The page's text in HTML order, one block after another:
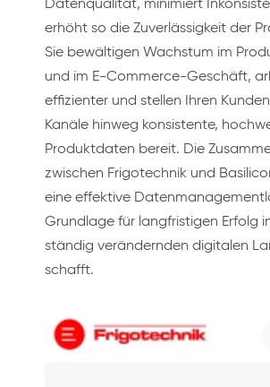
erhöht so die Zuverlässigkeit der
Sie bewältigen Wachstum im
und im E-Commerce-Geschäft,
effizienter und stellen Ihren
Kanäle hinweg konsistente,
Produktdaten bereit. Die
zwischen Frigotechnik und
eine effektive
Grundlage für langfristigen Erfolg
ständig verändernden digitalen
schafft.